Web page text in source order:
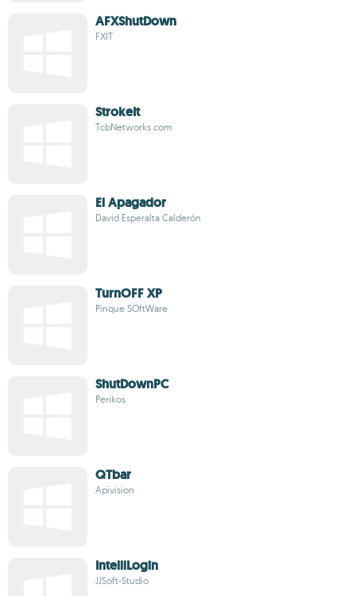
AFXShutDown
FXIT
StrokeIt
TcbNetworks.com
El Apagador
David Esperalta Calderón
TurnOFF XP
Pinque SOftWare
ShutDownPC
Perikos
QTbar
Apivision
IntelliLogin
JJSoft-Studio